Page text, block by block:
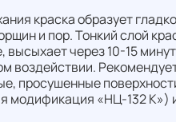
краска образует
и пор. Тонкий слой
высыхает через 10-15
воздействии.
просушенные
модификация «НЦ-132 К»)